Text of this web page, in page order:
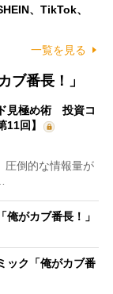
、TikTok、
一覧を見る
ブ番長！」
見極め術 投資コ
11回】
圧倒的な情報量が
がカブ番長！」
ック「俺がカブ番